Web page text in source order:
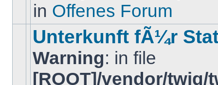
diesem
Thema.
in Offenes Forum
Unterkunft fÃ¼r
Warning: in file
[ROOT]/vendor/